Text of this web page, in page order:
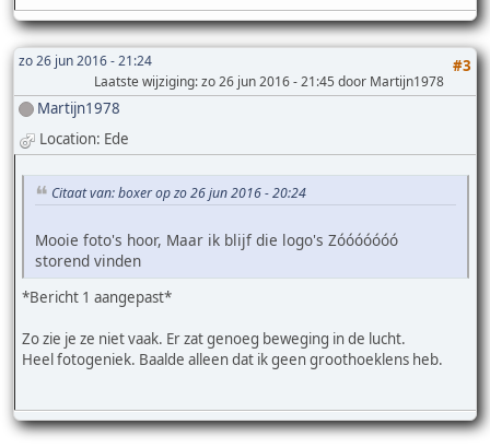
zo 26 jun 2016 - 21:24 #3
Laatste wijziging: zo 26 jun 2016 - 21:45 door Martijn1978
Martijn1978
Location: Ede
Citaat van: boxer op zo 26 jun 2016 - 20:24
Mooie foto's hoor, Maar ik blijf die logo's Zóóóóóóó
storend vinden
*Bericht 1 aangepast*
Zo zie je ze niet vaak. Er zat genoeg beweging in de lucht.
Heel fotogeniek. Baalde alleen dat ik geen groothoeklens heb.